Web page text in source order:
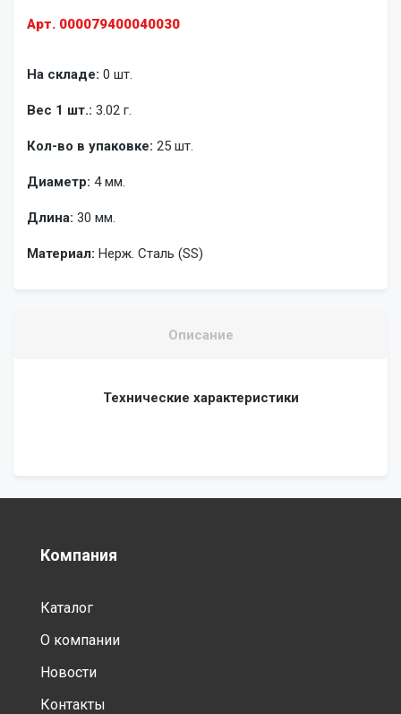
Арт. 000079400040030
На складе: 0 шт.
Вес 1 шт.: 3.02 г.
Кол-во в упаковке: 25 шт.
Диаметр: 4 мм.
Длина: 30 мм.
Материал: Нерж. Сталь (SS)
Описание
Технические характеристики
Компания
Каталог
О компании
Новости
Контакты